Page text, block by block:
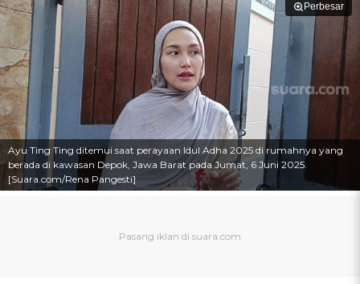
Perbesar
Ayu Ting Ting ditemui saat perayaan Idul Adha 2025 di rumahnya yang
berada di kawasan Depok, Jawa Barat pada Jumat, 6 Juni 2025.
[Suara.com/Rena Pangesti]